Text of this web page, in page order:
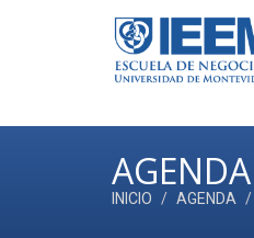
AGENDA
INICIO AGENDA